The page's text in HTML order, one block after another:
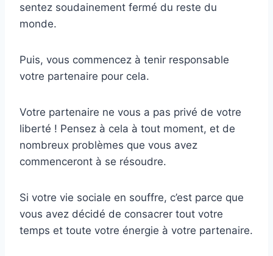
sentez soudainement fermé du reste du
monde.
Puis, vous commencez à tenir responsable
votre partenaire pour cela.
Votre partenaire ne vous a pas privé de votre
liberté ! Pensez à cela à tout moment, et de
nombreux problèmes que vous avez
commenceront à se résoudre.
Si votre vie sociale en souffre, c’est parce que
vous avez décidé de consacrer tout votre
temps et toute votre énergie à votre partenaire.